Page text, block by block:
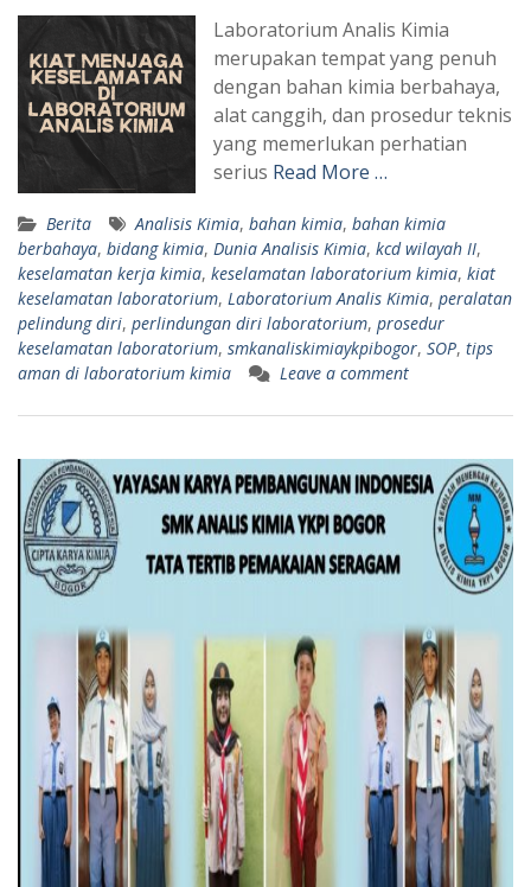
Laboratorium Analis Kimia
merupakan tempat yang penuh
dengan bahan kimia berbahaya,
alat canggih, dan prosedur teknis
yang memerlukan perhatian
serius Read More …
Berita Analisis Kimia, bahan kimia, bahan kimia
berbahaya, bidang kimia, Dunia Analisis Kimia, kcd wilayah II,
keselamatan kerja kimia, keselamatan laboratorium kimia, kiat
keselamatan laboratorium, Laboratorium Analis Kimia, peralatan
pelindung diri, perlindungan diri laboratorium, prosedur
keselamatan laboratorium, smkanaliskimiaykpibogor, SOP, tips
aman di laboratorium kimia
Leave a comment